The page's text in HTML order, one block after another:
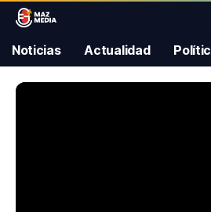
Noticias Actualidad